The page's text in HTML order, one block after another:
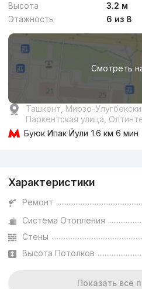
Высота
3.2 м
Этажность
6 из 8
Смотреть
Ташкент, Мирзо-
Паркентская улица,
Буюк Ипак Йули 1.6 км 6 мин
Характеристики
Ремонт
Система Отопления
Стены
Высота Потолков
Показать все